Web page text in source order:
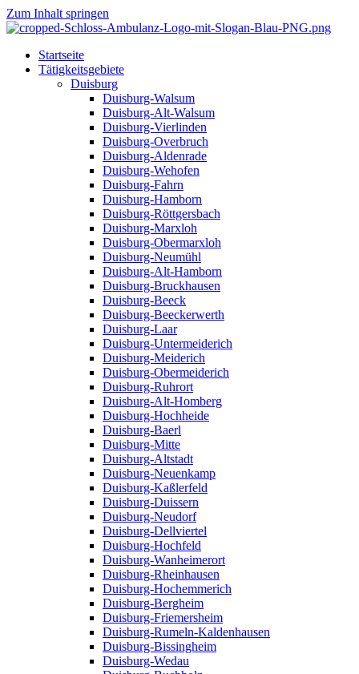
Zum Inhalt springen
Startseite
Tätigkeitsgebiete
Duisburg
Duisburg-Walsum
Duisburg-Alt-Walsum
Duisburg-Vierlinden
Duisburg-Overbruch
Duisburg-Aldenrade
Duisburg-Wehofen
Duisburg-Fahrn
Duisburg-Hamborn
Duisburg-Röttgersbach
Duisburg-Marxloh
Duisburg-Obermarxloh
Duisburg-Neumühl
Duisburg-Alt-Hamborn
Duisburg-Bruckhausen
Duisburg-Beeck
Duisburg-Beeckerwerth
Duisburg-Laar
Duisburg-Untermeiderich
Duisburg-Meiderich
Duisburg-Obermeiderich
Duisburg-Ruhrort
Duisburg-Alt-Homberg
Duisburg-Hochheide
Duisburg-Baerl
Duisburg-Mitte
Duisburg-Altstadt
Duisburg-Neuenkamp
Duisburg-Kaßlerfeld
Duisburg-Duissern
Duisburg-Neudorf
Duisburg-Dellviertel
Duisburg-Hochfeld
Duisburg-Wanheimerort
Duisburg-Rheinhausen
Duisburg-Hochemmerich
Duisburg-Bergheim
Duisburg-Friemersheim
Duisburg-Rumeln-Kaldenhausen
Duisburg-Bissingheim
Duisburg-Wedau